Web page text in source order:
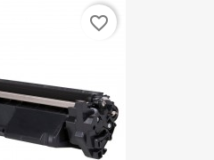
€ ONLINE
favorite_border